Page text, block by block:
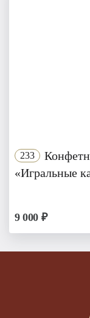
233
«Игральные
9 000 ₽